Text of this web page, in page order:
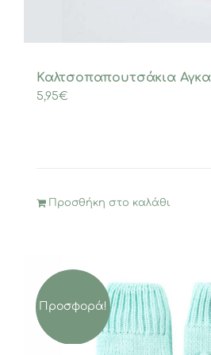
Καλτσοπαπουτσάκια
5,95€
Προσθήκη στο καλάθι
Προσφορά!